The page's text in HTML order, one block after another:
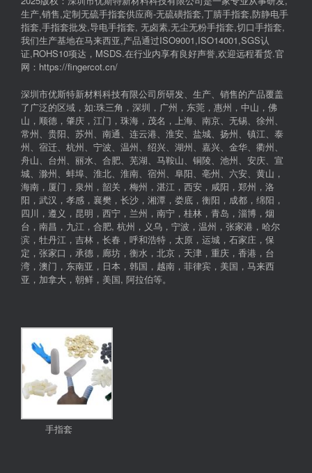
生产,销售,定制无硫手指套供应商-无硫磺指套,丁腈手指套,防静电手
指套,手指套批发,导电手指套, 无卤素,无尘无粉手指套,切口手指套,
我们生产基地在马来西亚,产品通过ISO9001,ISO14001,SGS认
证,ROHS10项达，MSDS.在行业内享有良好声誉,欢迎远程看货.官
网：https://fingercot.cn/
深圳市优斯特新材料科技有限公司所研发、生产、销售的产品覆盖
了广泛的区域，如:珠三角，深圳，广州，东莞，惠州，中山，佛
山，顺德，肇庆，江门，珠海，茂名，上海、南京、无锡、徐州、
常州、贵阳、苏州、南通、连云港、淮安、盐城、扬州、镇江、泰
州、宿迁、杭州、宁波、温州、绍兴、湖州、嘉兴、金华、衢州、
舟山、台州、丽水、合肥、芜湖、马鞍山、铜陵、池州、安庆、宣
城、滁州、蚌埠、淮北、淮南、宿州、阜阳、亳州、六安、黄山，
海南，厦门，泉州，韶关，梅州，湛江，西安，咸阳，郑州，洛
阳，武汉，孝感，襄樊，长沙，湘潭，娄底，衡阳，成都，绵阳，
四川，遵义，昆明，西宁，兰州，南宁，桂林，青岛，淄博，烟
台，南昌，九江，合肥, 杭州，义乌，宁波，温州，张家港，哈尔
滨，牡丹江，吉林，长春，呼和浩特，太原，运城，石家庄，保
定，张家口，承德，廊坊，衡水，北京，天津，重庆，香港，台
湾，澳门，东南亚，日本，韩国，越南，菲律宾，美国，马来西
亚，加拿大，朝鲜，美国, 阿拉伯等。
手指套